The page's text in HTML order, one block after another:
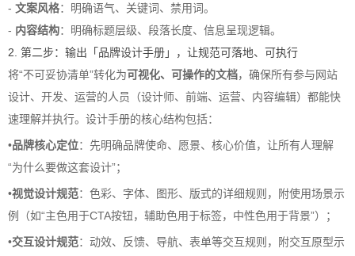
- 文案风格：明确语气、关键词、禁用词。
- 内容结构：明确标题层级、段落长度、信息呈现逻辑。
2. 第二步：输出「品牌设计手册」，让规范可落地、可执行
将“不可妥协清单”转化为可视化、可操作的文档，确保所有参与网站
设计、开发、运营的人员（设计师、前端、运营、内容编辑）都能快
速理解并执行。设计手册的核心结构包括：
•品牌核心定位：先明确品牌使命、愿景、核心价值，让所有人理解
“为什么要做这套设计”；
•视觉设计规范：色彩、字体、图形、版式的详细规则，附使用场景示
例（如“主色用于CTA按钮，辅助色用于标签，中性色用于背景”）；
•交互设计规范：动效、反馈、导航、表单等交互规则，附交互原型示